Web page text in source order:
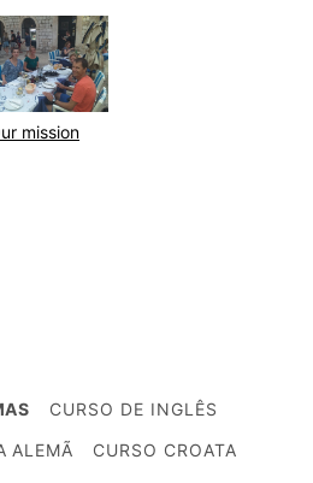
mission
CURSO DE INGLÊS
ALEMÃ
CURSO CROATA